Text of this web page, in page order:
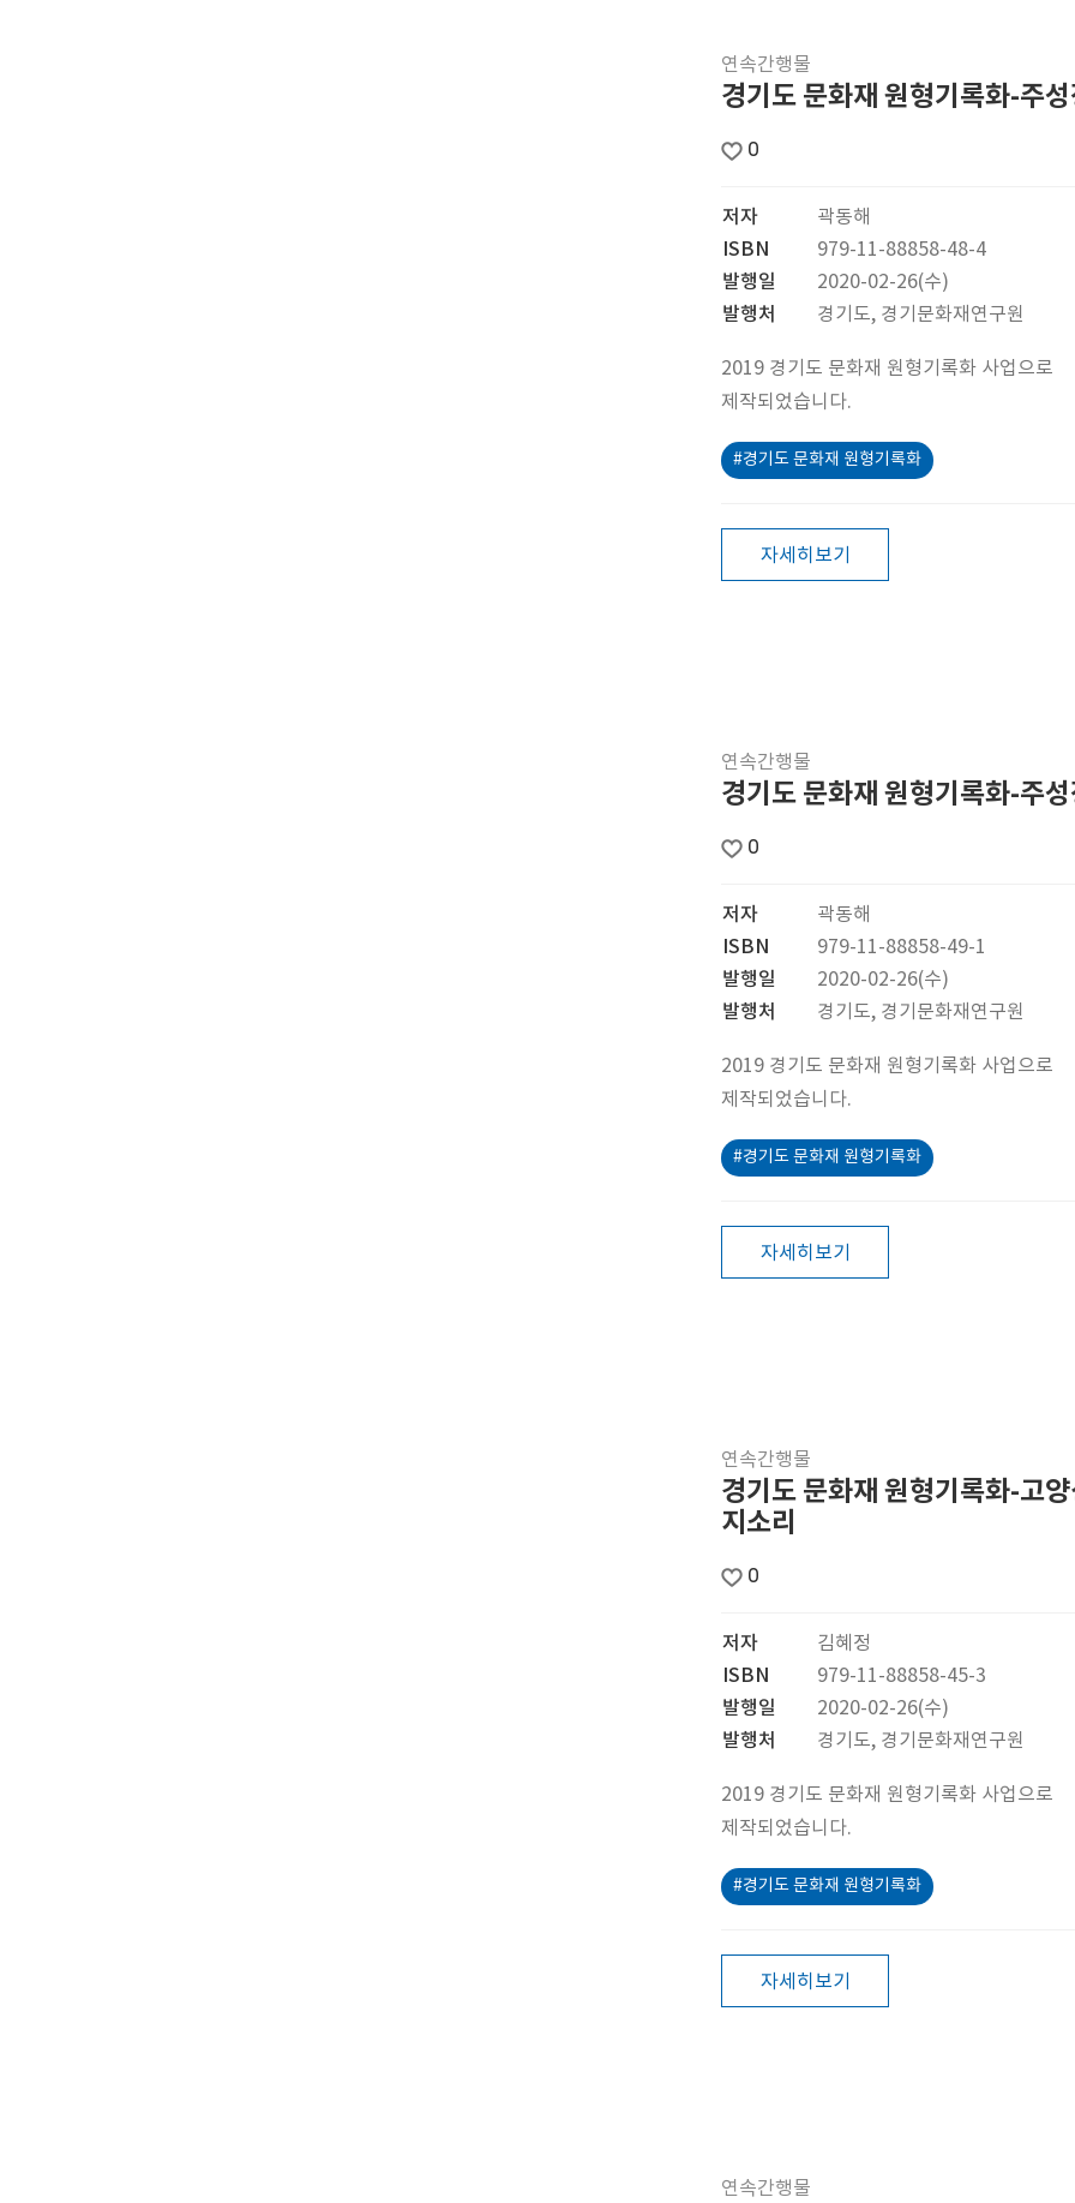
연속간행물
경기도 문화재 원형기록화-주
0
저자
곽동해
ISBN
979-11-88858-48-4
발행일
2020-02-26(수)
발행처
경기도, 경기문화재연구원
2019 경기도 문화재 원형기록화 사업으로
제작되었습니다.
#경기도 문화재 원형기록화
자세히보기
연속간행물
경기도 문화재 원형기록화-주
0
저자
곽동해
ISBN
979-11-88858-49-1
발행일
2020-02-26(수)
발행처
경기도, 경기문화재연구원
2019 경기도 문화재 원형기록화 사업으로
제작되었습니다.
#경기도 문화재 원형기록화
자세히보기
연속간행물
경기도 문화재 원형기록화-고
지소리
0
저자
김혜정
ISBN
979-11-88858-45-3
발행일
2020-02-26(수)
발행처
경기도, 경기문화재연구원
2019 경기도 문화재 원형기록화 사업으로
제작되었습니다.
#경기도 문화재 원형기록화
자세히보기
연속간행물